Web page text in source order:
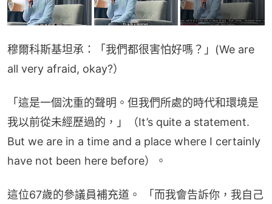
穆爾科斯基坦承：「我們都很害怕好嗎？」(We are
all very afraid, okay?）
「這是一個沈重的聲明。但我們所處的時代和環境是
我以前從未經歷過的，」（It’s quite a statement.
But we are in a time and a place where I certainly
have not been here before）。
這位67歲的參議員補充道。 「而我會告訴你，我自己